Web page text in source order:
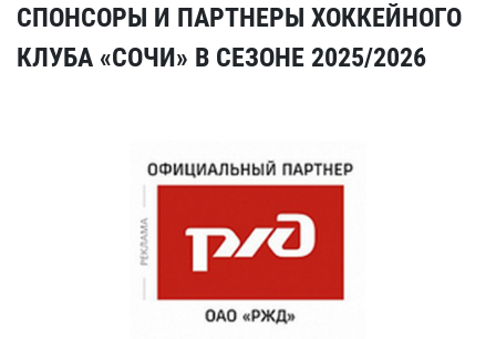
СПОНСОРЫ И ПАРТНЕРЫ ХОККЕЙНОГО
КЛУБА «СОЧИ» В СЕЗОНЕ 2025/2026